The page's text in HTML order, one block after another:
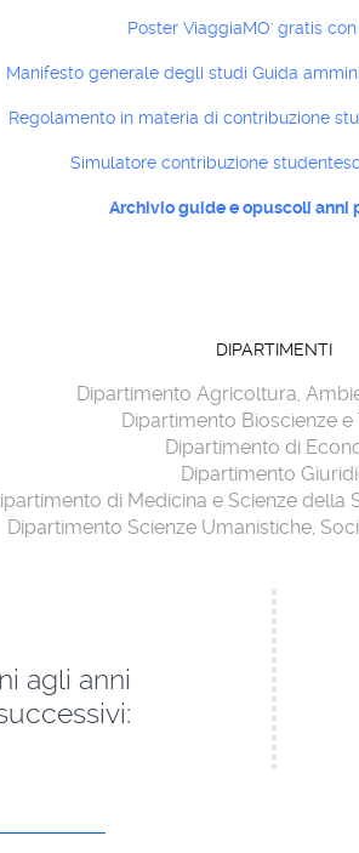
Poster ViaggiaMO' gratis
Manifesto generale degli studi Guida
Regolamento in materia di contribuzione
Simulatore contribuzione
Archivio guide e opuscoli anni
DIPARTIMENTI
Dipartimento Agricoltura,
Dipartimento Bioscienze
Dipartimento di
Dipartimento
di Medicina e Scienze della
Dipartimento Scienze Umanistiche,
agli anni